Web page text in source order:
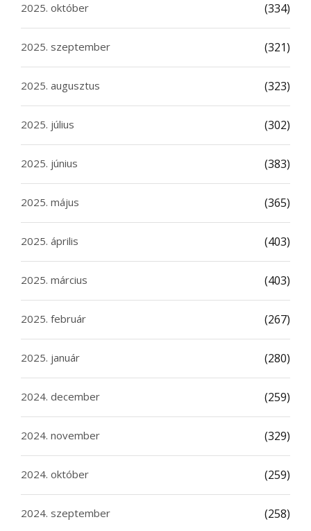
2025. október (334)
2025. szeptember (321)
2025. augusztus (323)
2025. július (302)
2025. június (383)
2025. május (365)
2025. április (403)
2025. március (403)
2025. február (267)
2025. január (280)
2024. december (259)
2024. november (329)
2024. október (259)
2024. szeptember (258)